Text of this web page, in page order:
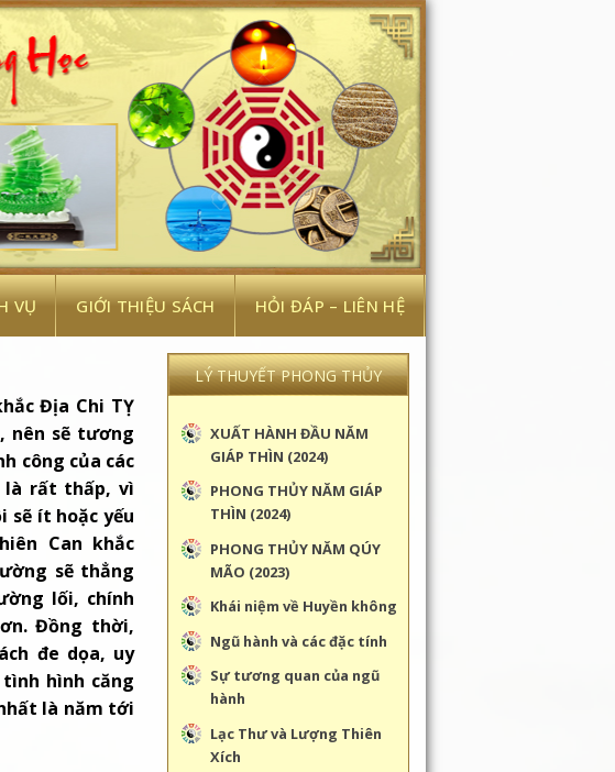
VỤ GIỚI THIỆU SÁCH HỎI ĐÁP – LIÊN HỆ
Địa Chi TỴ
nên sẽ tương
công của các
là rất thấp, vì
sẽ ít hoặc yếu
Can khắc
sẽ thẳng
lối, chính
Đồng thời,
đe dọa, uy
hình căng
là năm tới
LÝ THUYẾT PHONG THỦY
XUẤT HÀNH ĐẦU NĂM
GIÁP THÌN (2024)
PHONG THỦY NĂM GIÁP
THÌN (2024)
PHONG THỦY NĂM QÚY
MÃO (2023)
Khái niệm về Huyền không
Ngũ hành và các đặc tính
Sự tương quan của ngũ
hành
Lạc Thư và Lượng Thiên
Xích